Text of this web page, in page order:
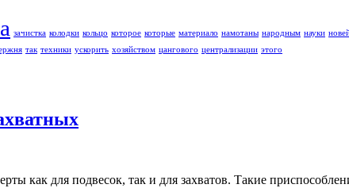
зачистка колодки кольцо которое которые материало намотаны народным науки
так техники ускорить хозяйством цангового централизации этого
как для подвесок, так и для захватов. Такие